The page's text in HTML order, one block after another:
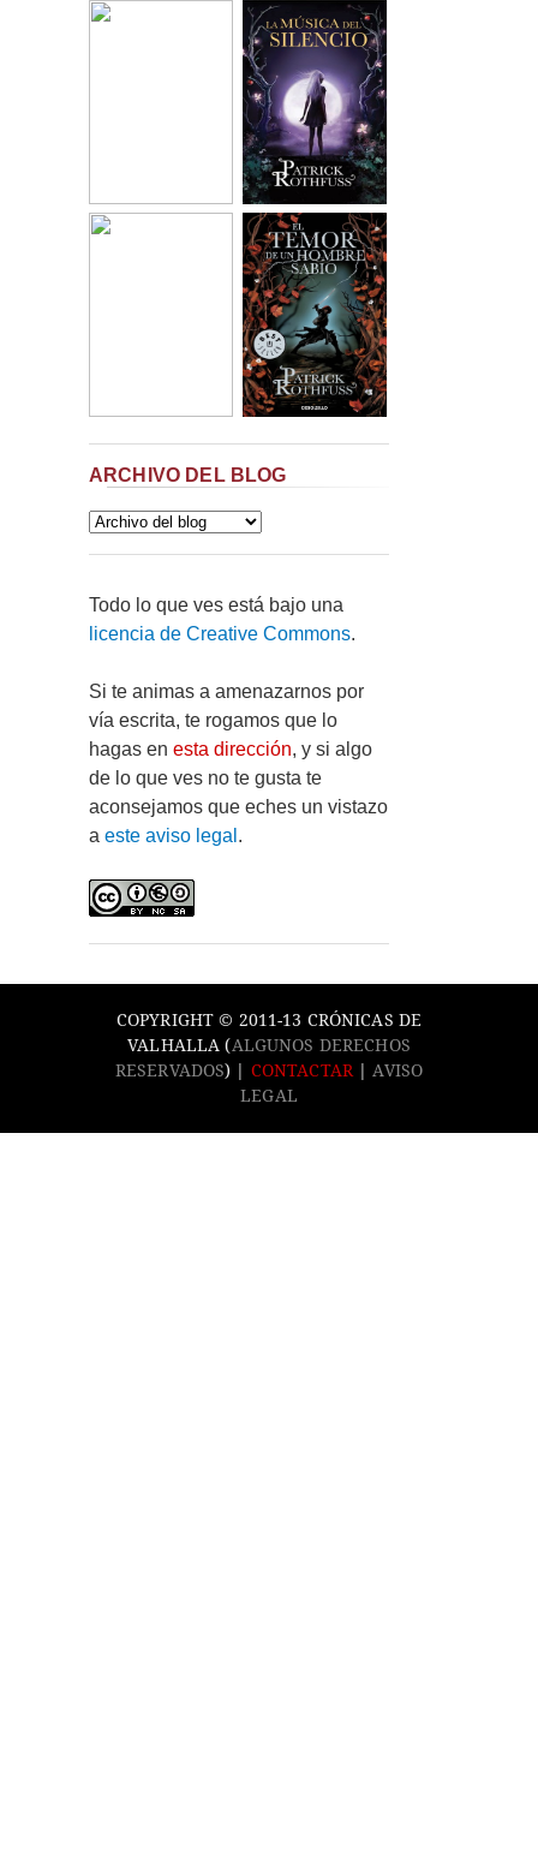
ARCHIVO DEL BLOG
Todo lo que ves está bajo una
licencia de Creative Commons.
Si te animas a amenazarnos por
vía escrita, te rogamos que lo
hagas en esta dirección, y si algo
de lo que ves no te gusta te
aconsejamos que eches un vistazo
a este aviso legal .
COPYRIGHT © 2011-13 CRÓNICAS DE
VALHALLA (ALGUNOS DERECHOS
RESERVADOS) | CONTACTAR
AVISO
LEGAL